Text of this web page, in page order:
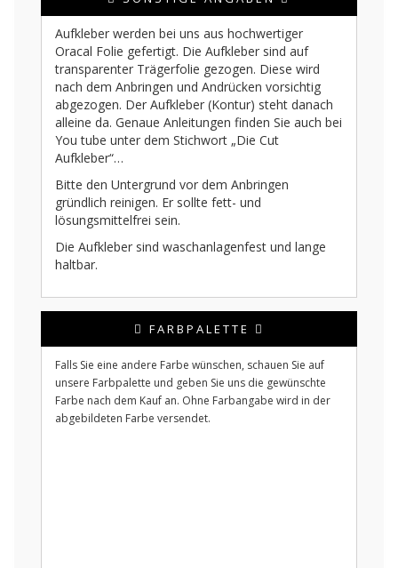
Aufkleber werden bei uns aus hochwertiger
Oracal Folie gefertigt. Die Aufkleber sind auf
transparenter Trägerfolie gezogen. Diese wird
nach dem Anbringen und Andrücken vorsichtig
abgezogen. Der Aufkleber (Kontur) steht danach
alleine da. Genaue Anleitungen finden Sie auch bei
You tube unter dem Stichwort „Die Cut
Aufkleber“…
Bitte den Untergrund vor dem Anbringen
gründlich reinigen. Er sollte fett- und
lösungsmittelfrei sein.
Die Aufkleber sind waschanlagenfest und lange
haltbar.
FARBPALETTE
Falls Sie eine andere Farbe wünschen, schauen Sie auf
unsere Farbpalette und geben Sie uns die gewünschte
Farbe nach dem Kauf an. Ohne Farbangabe wird in der
abgebildeten Farbe versendet.